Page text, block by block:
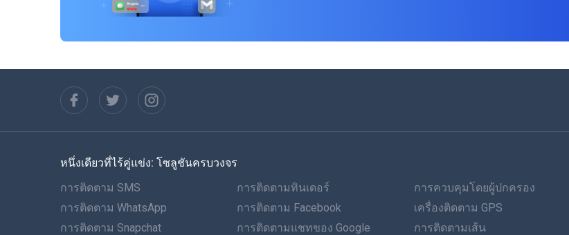
หนึ่งเดียวที่ไร้คู่แข่ง: โซลูชันครบวงจร
การติดตาม SMS
การติดตาม WhatsApp
การติดตาม Snapchat
การติดตามทินเดอร์
การติดตาม Facebook
การติดตามแชทของ Google
การควบคุมโดยผู้ปกครอง
เครื่องติดตาม GPS
การติดตามเส้น